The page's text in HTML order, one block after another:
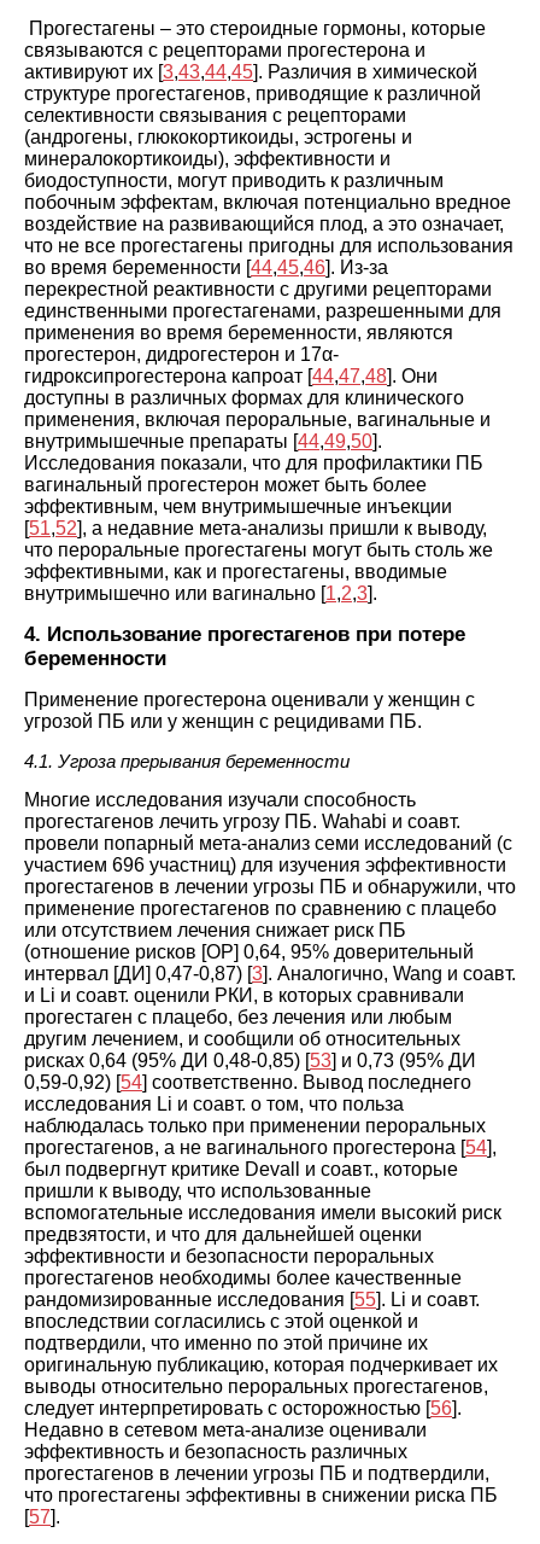
Прогестагены – это стероидные гормоны, которые
связываются с рецепторами прогестерона и
активируют их [3,43,44,45]. Различия в химической
структуре прогестагенов, приводящие к различной
селективности связывания с рецепторами
(андрогены, глюкокортикоиды, эстрогены и
минералокортикоиды), эффективности и
биодоступности, могут приводить к различным
побочным эффектам, включая потенциально вредное
воздействие на развивающийся плод, а это означает,
что не все прогестагены пригодны для использования
во время беременности [44,45,46]. Из-за
перекрестной реактивности с другими рецепторами
единственными прогестагенами, разрешенными для
применения во время беременности, являются
прогестерон, дидрогестерон и 17α-
гидроксипрогестерона капроат [44,47,48]. Они
доступны в различных формах для клинического
применения, включая пероральные, вагинальные и
внутримышечные препараты [44,49,50].
Исследования показали, что для профилактики ПБ
вагинальный прогестерон может быть более
эффективным, чем внутримышечные инъекции
[51,52], а недавние мета-анализы пришли к выводу,
что пероральные прогестагены могут быть столь же
эффективными, как и прогестагены, вводимые
внутримышечно или вагинально [1,2,3].
4. Использование прогестагенов при потере
беременности
Применение прогестерона оценивали у женщин с
угрозой ПБ или у женщин с рецидивами ПБ.
4.1. Угроза прерывания беременности
Многие исследования изучали способность
прогестагенов лечить угрозу ПБ. Wahabi и соавт.
провели попарный мета-анализ семи исследований (с
участием 696 участниц) для изучения эффективности
прогестагенов в лечении угрозы ПБ и обнаружили, что
применение прогестагенов по сравнению с плацебо
или отсутствием лечения снижает риск ПБ
(отношение рисков [ОР] 0,64, 95% доверительный
интервал [ДИ] 0,47-0,87) [3]. Аналогично, Wang и соавт.
и Li и соавт. оценили РКИ, в которых сравнивали
прогестаген с плацебо, без лечения или любым
другим лечением, и сообщили об относительных
рисках 0,64 (95% ДИ 0,48-0,85) [53] и 0,73 (95% ДИ
0,59-0,92) [54] соответственно. Вывод последнего
исследования Li и соавт. о том, что польза
наблюдалась только при применении пероральных
прогестагенов, а не вагинального прогестерона [54],
был подвергнут критике Devall и соавт., которые
пришли к выводу, что использованные
вспомогательные исследования имели высокий риск
предвзятости, и что для дальнейшей оценки
эффективности и безопасности пероральных
прогестагенов необходимы более качественные
рандомизированные исследования [55]. Li и соавт.
впоследствии согласились с этой оценкой и
подтвердили, что именно по этой причине их
оригинальную публикацию, которая подчеркивает их
выводы относительно пероральных прогестагенов,
следует интерпретировать с осторожностью [56].
Недавно в сетевом мета-анализе оценивали
эффективность и безопасность различных
прогестагенов в лечении угрозы ПБ и подтвердили,
что прогестагены эффективны в снижении риска ПБ
[57].